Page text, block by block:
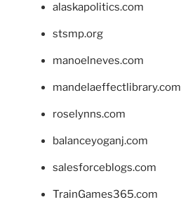
alaskapolitics.com
stsmp.org
manoelneves.com
mandelaeffectlibrary.com
roselynns.com
balanceyoganj.com
salesforceblogs.com
TrainGames365.com